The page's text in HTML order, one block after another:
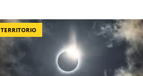
TERRITORIO